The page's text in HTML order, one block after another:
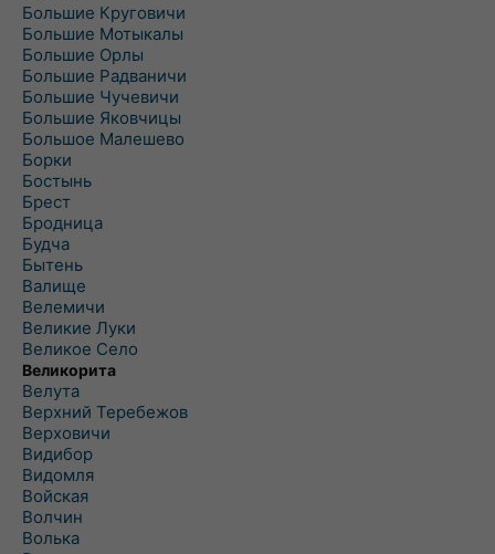
Большие Круговичи
Большие Мотыкалы
Большие Орлы
Большие Радваничи
Большие Чучевичи
Большие Яковчицы
Большое Малешево
Борки
Бостынь
Брест
Бродница
Будча
Бытень
Валище
Велемичи
Великие Луки
Великое Село
Великорита
Велута
Верхний Теребежов
Верховичи
Видибор
Видомля
Войская
Волчин
Волька